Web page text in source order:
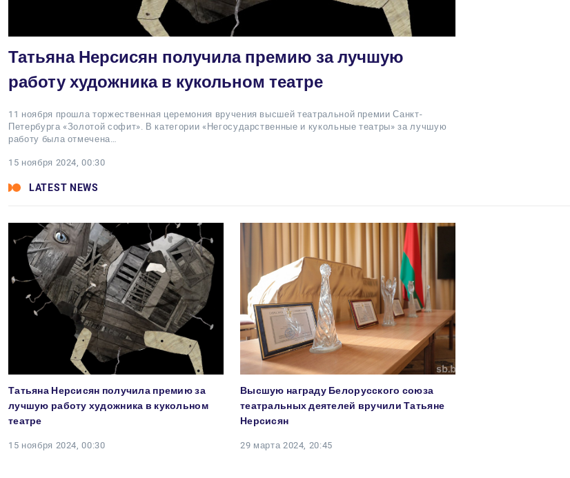
Татьяна Нерсисян получила премию за лучшую
работу художника в кукольном театре
11 ноября прошла торжественная церемония вручения высшей театральной премии Санкт-
Петербурга «Золотой софит». В категории «Негосударственные и кукольные театры» за лучшую
работу была отмечена…
15 ноября 2024, 00:30
LATEST NEWS
Татьяна Нерсисян получила премию за
лучшую работу художника в кукольном
театре
15 ноября 2024, 00:30
Высшую награду Белорусского союза
театральных деятелей вручили Татьяне
Нерсисян
29 марта 2024, 20:45